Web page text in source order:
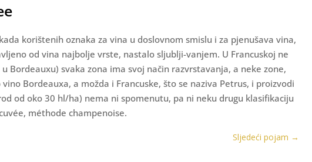
korištenih oznaka za vina u doslovnom smislu i za pjenušava vina,
od vina najbolje vrste, nastalo sljublji-vanjem. U Francuskoj ne
Bordeauxu) svaka zona ima svoj način razvrstavanja, a neke zone,
Bordeauxa, a možda i Francuske, što se naziva Petrus, i proizvodi
od oko 30 hl/ha) nema ni spomenutu, pa ni neku drugu klasifikaciju
méthode champenoise.
Sljedeći pojam →